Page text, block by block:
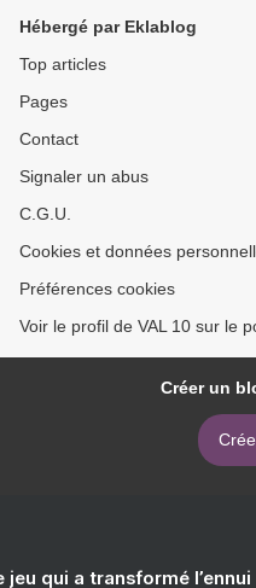
Hébergé par Eklablog
Top articles
Pages
Contact
Signaler un abus
C.G.U.
Cookies et données
Préférences cookies
Voir le profil de VAL 10 sur le
Créer un
jeu qui a transformé